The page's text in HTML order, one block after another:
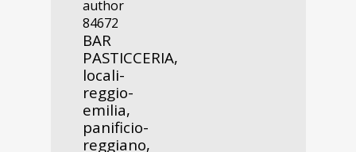
author
84672
BAR
PASTICCERIA,
locali-
reggio-
emilia,
panificio-
reggiano,